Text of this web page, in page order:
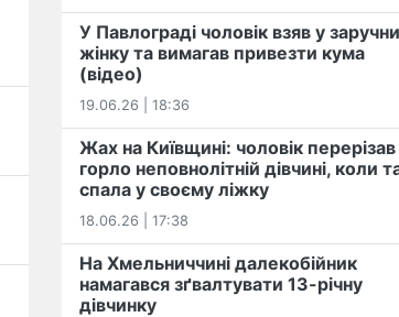
У Павлограді чоловік взяв у
жінку та вимагав привезти кума
(відео)
19.06.26 | 18:36
Жах на Київщині: чоловік перерізав
горло неповнолітній дівчині, коли
спала у своєму ліжку
18.06.26 | 17:38
На Хмельниччині далекобійник
намагався зґвалтувати 13-річну
дівчинку